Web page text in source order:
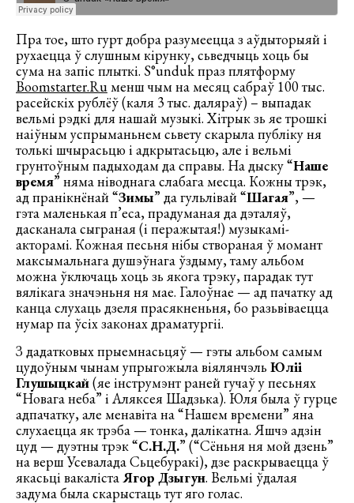
Пра тое, што гурт добра разумеецца з аўдыторыяй і
рухаецца ў слушным кірунку, сьведчыць хоць бы
сума на запіс плыткі. S°unduk праз плятформу
Boomstarter.Ru менш чым на месяц сабраў 100 тыс.
расейскіх рублёў (каля 3 тыс. даляраў) – выпадак
вельмі рэдкі для нашай музыкі. Хітрык зь яе трошкі
наіўным успрыманьнем сьвету скарыла публіку ня
толькі шчырасьцю і адкрытасьцю, але і вельмі
грунтоўным падыходам да справы. На дыску “Наше
время” няма ніводнага слабага месца. Кожны трэк,
ад пранікнёнай “Зимы” да гульлівай “Шагая”, —
гэта маленькая п’еса, прадуманая да дэталяў,
дасканала сыграная (і перажытая!) музыкамі-
акторамі. Кожная песьня нібы створаная ў момант
максымальнага душэўнага ўздыму, таму альбом
можна ўключаць хоць зь якога трэку, парадак тут
вялікага значэньня ня мае. Галоўнае — ад пачатку ад
канца слухаць дзеля прасякненьня, бо разьвіваецца
нумар па ўсіх законах драматургіі.
З дадатковых прыемнасьцяў — гэты альбом самым
цудоўным чынам упрыгожыла віялянчэльЮліі
Глушыцкай(яе інструмэнт раней гучаў у песьнях
“Новага неба” і Аляксея Шадзька). Юля была ў гурце
адпачатку, але менавіта на “Нашем времени” яна
слухаецца як трэба — тонка, далікатна. Яшчэ адзін
цуд — дуэтны трэк “С.Н.Д.” (“Сёньня ня мой дзень”
на верш Усевалада Сьцебуракі), дзе раскрываецца ў
якасьці вакаліста Ягор Дзыгун. Вельмі ўдалая
задума была скарыстаць тут яго голас.